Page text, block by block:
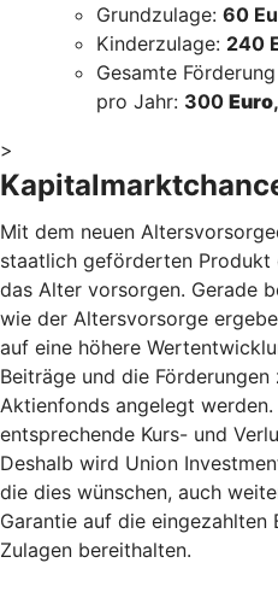
Grundzulage: 60
Kinderzulage: 240
Gesamte
pro Jahr: 300 Euro,
>
Mit dem neuen
staatlich geförderten Produkt
das Alter vorsorgen. Gerade
wie der Altersvorsorge
auf eine höhere
Beiträge und die
Aktienfonds angelegt
entsprechende Kurs- und
Deshalb wird Union
die dies wünschen, auch
Garantie auf die
Zulagen bereithalten.